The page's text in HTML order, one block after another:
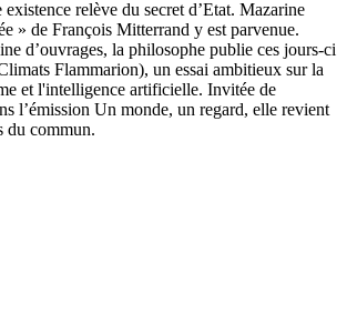
relève du secret d’Etat. Mazarine
» de François Mitterrand y est parvenue.
d’ouvrages, la philosophe publie ces jours-ci
Flammarion), un essai ambitieux sur la
et l'intelligence artificielle. Invitée de
l’émission Un monde, un regard, elle revient
du commun.